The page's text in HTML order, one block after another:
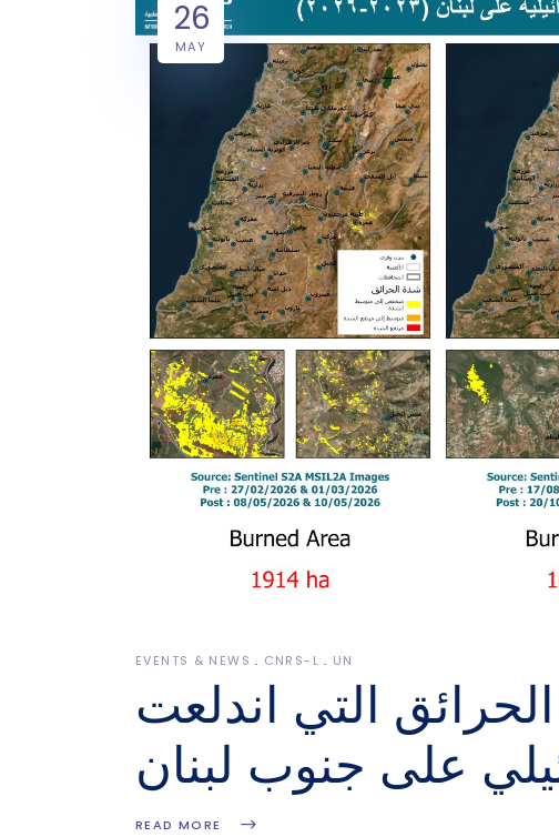
26
MAY
EVENTS & NEWS CNRS-L UN
التي اندلعت
على جنوب لبنان
READ MORE